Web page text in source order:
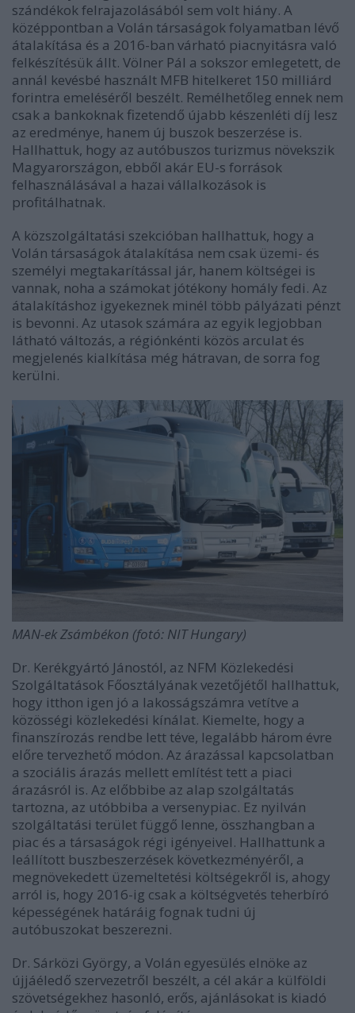
szándékok felrajazolásából sem volt hiány. A
középpontban a Volán társaságok folyamatban lévő
átalakítása és a 2016-ban várható piacnyitásra való
felkészítésük állt. Völner Pál a sokszor emlegetett, de
annál kevésbé használt MFB hitelkeret 150 milliárd
forintra emeléséről beszélt. Remélhetőleg ennek nem
csak a bankoknak fizetendő újabb készenléti díj lesz
az eredménye, hanem új buszok beszerzése is.
Hallhattuk, hogy az autóbuszos turizmus növekszik
Magyarországon, ebből akár EU-s források
felhasználásával a hazai vállalkozások is
profitálhatnak.
A közszolgáltatási szekcióban hallhattuk, hogy a
Volán társaságok átalakítása nem csak üzemi- és
személyi megtakarítással jár, hanem költségei is
vannak, noha a számokat jótékony homály fedi. Az
átalakításhoz igyekeznek minél több pályázati pénzt
is bevonni. Az utasok számára az egyik legjobban
látható változás, a régiónkénti közös arculat és
megjelenés kialkítása még hátravan, de sorra fog
kerülni.
MAN-ek Zsámbékon (fotó: NIT Hungary)
Dr. Kerékgyártó Jánostól, az NFM Közlekedési
Szolgáltatások Főosztályának vezetőjétől hallhattuk,
hogy itthon igen jó a lakosságszámra vetítve a
közösségi közlekedési kínálat. Kiemelte, hogy a
finanszírozás rendbe lett téve, legalább három évre
előre tervezhető módon. Az árazással kapcsolatban
a szociális árazás mellett említést tett a piaci
árazásról is. Az előbbibe az alap szolgáltatás
tartozna, az utóbbiba a versenypiac. Ez nyilván
szolgáltatási terület függő lenne, összhangban a
piac és a társaságok régi igényeivel. Hallhattunk a
leállított buszbeszerzések következményéről, a
megnövekedett üzemeltetési költségekről is, ahogy
arról is, hogy 2016-ig csak a költségvetés teherbíró
képességének határáig fognak tudni új
autóbuszokat beszerezni.
Dr. Sárközi György, a Volán egyesülés elnöke az
újjáéledő szervezetről beszélt, a cél akár a külföldi
szövetségekhez hasonló, erős, ajánlásokat is kiadó